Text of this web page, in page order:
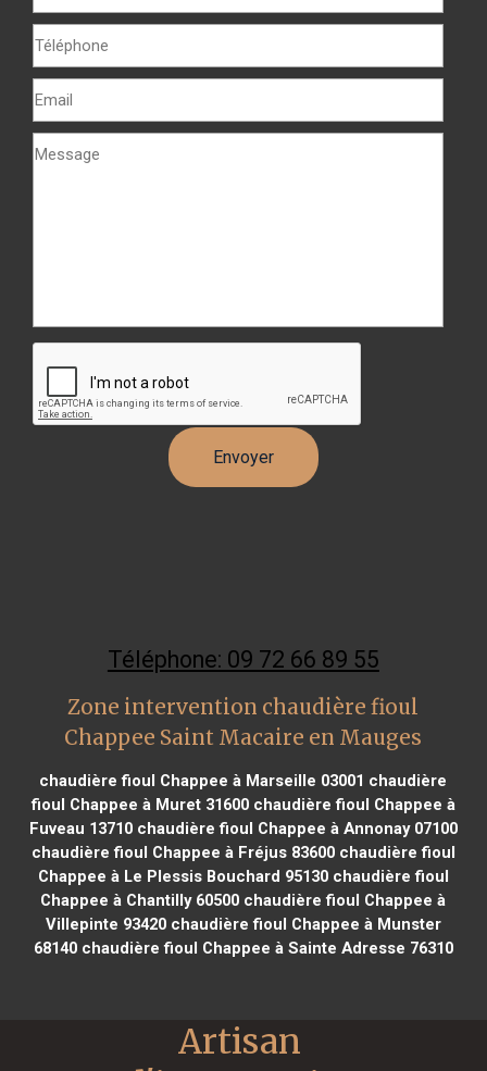
Téléphone: 09 72 66 89 55
Zone intervention chaudière fioul
Chappee Saint Macaire en Mauges
chaudière fioul Chappee à Marseille 03001 chaudière
fioul Chappee à Muret 31600chaudière fioul Chappee à
Fuveau 13710chaudière fioul Chappee à Annonay 07100
chaudière fioul Chappee à Fréjus 83600chaudière fioul
Chappee à Le Plessis Bouchard 95130chaudière fioul
Chappee à Chantilly 60500 chaudière fioul Chappee à
Villepinte 93420chaudière fioul Chappee à Munster
68140chaudière fioul Chappee à Sainte Adresse 76310
Artisan